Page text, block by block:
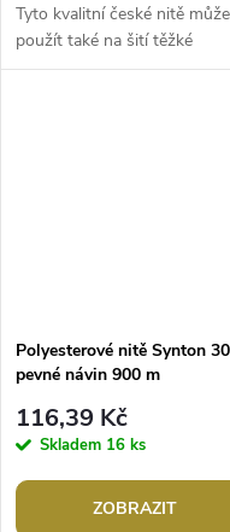
Tyto kvalitní české nitě
použít také na šití těžké
konfekce, která kvalitní silné
Polyesterové nitě Synton 30
pevné návin 900 m
116,39 Kč
Skladem 16 ks
ZOBRAZIT